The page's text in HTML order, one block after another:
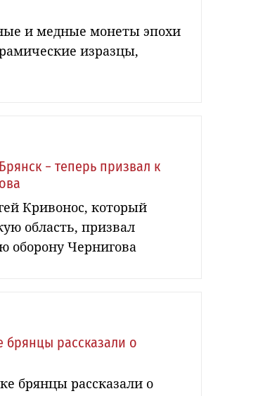
и медные монеты эпохи
изразцы,
− теперь призвал к
Кривонос, который
область, призвал
оборону Чернигова
рассказали о
брянцы рассказали о